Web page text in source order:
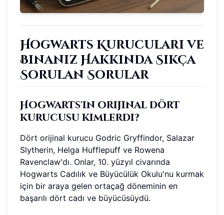
Hogwarts Kurucuları ve
Binanız Hakkında Sıkça
Sorulan Sorular
Hogwarts'ın orijinal dört
kurucusu kimlerdi?
Dört orijinal kurucu Godric Gryffindor, Salazar
Slytherin, Helga Hufflepuff ve Rowena
Ravenclaw'dı. Onlar, 10. yüzyıl civarında
Hogwarts Cadılık ve Büyücülük Okulu'nu kurmak
için bir araya gelen ortaçağ döneminin en
başarılı dört cadı ve büyücüsüydü.